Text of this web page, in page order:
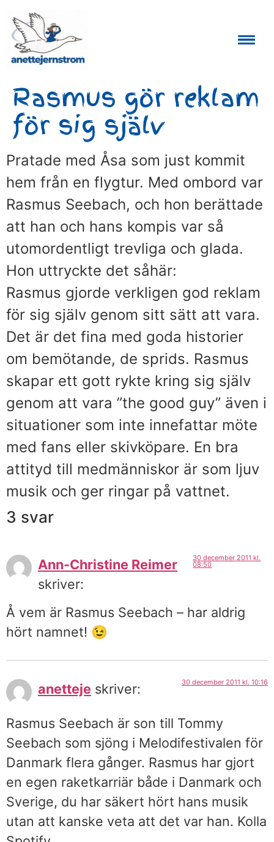
Rasmus gör reklam
för sig själv
Pratade med Åsa som just kommit
hem från en flygtur. Med ombord var
Rasmus Seebach, och hon berättade
att han och hans kompis var så
utomordentligt trevliga och glada.
Hon uttryckte det såhär:
Rasmus gjorde verkligen god reklam
för sig själv genom sitt sätt att vara.
Det är det fina med goda historier
om bemötande, de sprids. Rasmus
skapar ett gott rykte kring sig själv
genom att vara ”the good guy” även i
situationer som inte innefattar möte
med fans eller skivköpare. En bra
attityd till medmänniskor är som ljuv
musik och ger ringar på vattnet.
3 svar
Ann-Christine Reimer
skriver:
30 december 2011 kl.
08:50
Å vem är Rasmus Seebach – har aldrig
hört namnet! 😉
anetteje skriver: 30 december 2011 kl. 10:16
Rasmus Seebach är son till Tommy
Seebach som sjöng i Melodifestivalen för
Danmark flera gånger. Rasmus har gjort
en egen raketkarriär både i Danmark och
Sverige, du har säkert hört hans musik
utan att kanske veta att det var han. Kolla